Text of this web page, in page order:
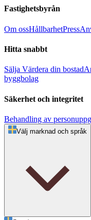
Fastighetsbyrån
Om ossHållbarhetPress
Hitta snabbt
Sälja Värdera din bostad
byggbolag
Säkerhet och integritet
Behandling av
Välj marknad och språk